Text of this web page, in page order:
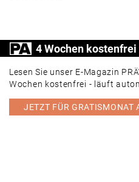
PRÄVENTION AKTUELL
Verlag GmbH,
www.universum.de,
PORTAL
4 Wochen
Lesen Sie unser E-Magazin
Wochen kostenfrei - läuft
JETZT FÜR GRATISMONAT